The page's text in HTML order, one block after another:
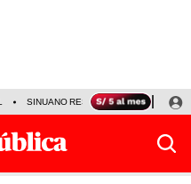
SINUANO RESULTADOS HOY